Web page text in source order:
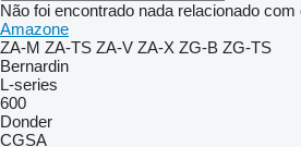
Não foi encontrado nada relacionado com
Amazone
ZA-M ZA-TS ZA-V ZA-X ZG-B ZG-TS
Bernardin
L-series
600
Donder
CGSA